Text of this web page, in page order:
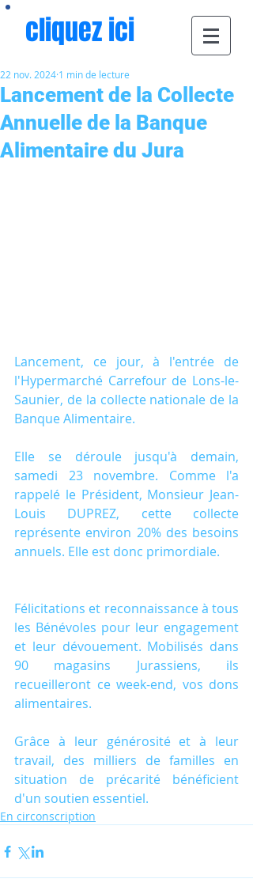
cliquez ici
Lancement de la Collecte
Annuelle de la Banque
Alimentaire du Jura
22 nov. 2024 1 min de lecture
Lancement, ce jour, à l'entrée de
l'Hypermarché Carrefour de Lons-le-
Saunier, de la collecte nationale de la
Banque Alimentaire.
Elle se déroule jusqu'à demain,
samedi 23 novembre. Comme l'a
rappelé le Président, Monsieur Jean-
Louis DUPREZ, cette collecte
représente environ 20% des besoins
annuels. Elle est donc primordiale.
Félicitations et reconnaissance à tous
les Bénévoles pour leur engagement
et leur dévouement. Mobilisés dans
90 magasins Jurassiens, ils
recueilleront ce week-end, vos dons
alimentaires.
Grâce à leur générosité et à leur
travail, des milliers de familles en
situation de précarité bénéficient
d'un soutien essentiel.
En circonscription